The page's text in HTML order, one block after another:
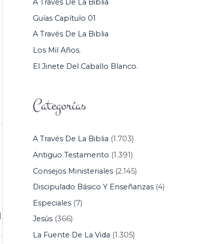
R
:
A Través De La Biblia
Guías Capítulo 01
A Través De La Biblia
Los Mil Años.
El Jinete Del Caballo Blanco.
Categorías
A Través De La Biblia (1.703)
Antiguo Testamento (1.391)
Consejos Ministeriales(2.145)
Discipulado Básico Y Enseñanzas(4)
Especiales(7)
Jesús(366)
La Fuente De La Vida (1.305)